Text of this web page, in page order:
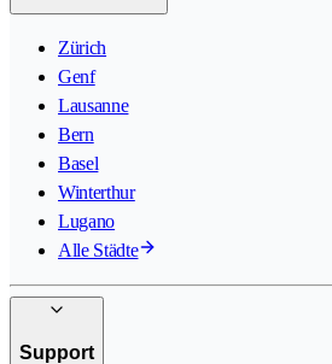
Zürich
Genf
Lausanne
Bern
Basel
Winterthur
Lugano
Alle Städte
Support